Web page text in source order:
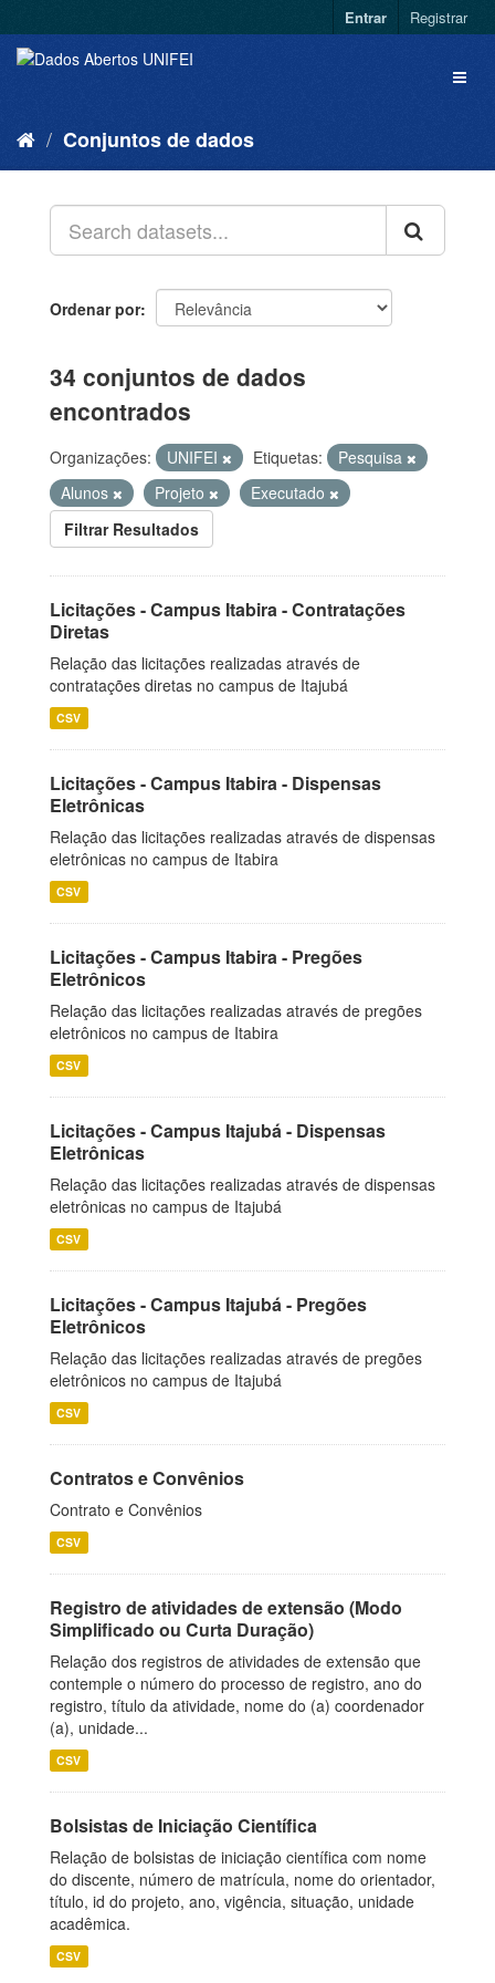
Entrar Registrar
Conjuntos de dados
Ordenar por
34 conjuntos de dados
encontrados
Organizações: UNIFEI Etiquetas:
Pesquisa
Alunos
Projeto
Executado
Filtrar Resultados
Licitações - Campus Itabira - Contratações
Diretas
Relação das licitações realizadas através de
contratações diretas no campus de Itajubá
CSV
Licitações - Campus Itabira - Dispensas
Eletrônicas
Relação das licitações realizadas através de dispensas
eletrônicas no campus de Itabira
CSV
Licitações - Campus Itabira - Pregões
Eletrônicos
Relação das licitações realizadas através de pregões
eletrônicos no campus de Itabira
CSV
Licitações - Campus Itajubá - Dispensas
Eletrônicas
Relação das licitações realizadas através de dispensas
eletrônicas no campus de Itajubá
CSV
Licitações - Campus Itajubá - Pregões
Eletrônicos
Relação das licitações realizadas através de pregões
eletrônicos no campus de Itajubá
CSV
Contratos e Convênios
Contrato e Convênios
CSV
Registro de atividades de extensão (Modo
Simplificado ou Curta Duração)
Relação dos registros de atividades de extensão que
contemple o número do processo de registro, ano do
registro, título da atividade, nome do (a) coordenador
(a), unidade...
CSV
Bolsistas de Iniciação Científica
Relação de bolsistas de iniciação científica com nome
do discente, número de matrícula, nome do orientador,
título, id do projeto, ano, vigência, situação, unidade
acadêmica.
CSV